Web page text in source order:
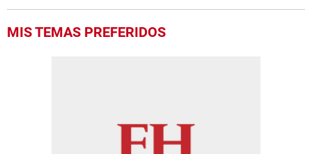
MIS TEMAS PREFERIDOS